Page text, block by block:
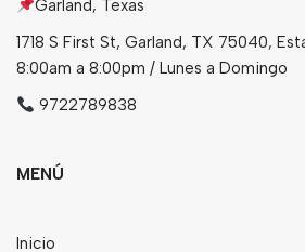
Garland, Texas
1718 S First St, Garland, TX 75040,
8:00am a 8:00pm / Lunes a Domingo
9722789838
MENÚ
Inicio